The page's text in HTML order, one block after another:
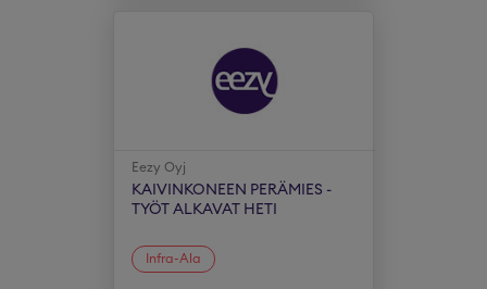
Eezy Oyj
KAIVINKONEEN PERÄMIES -
TYÖT ALKAVAT HETI
Infra-Ala